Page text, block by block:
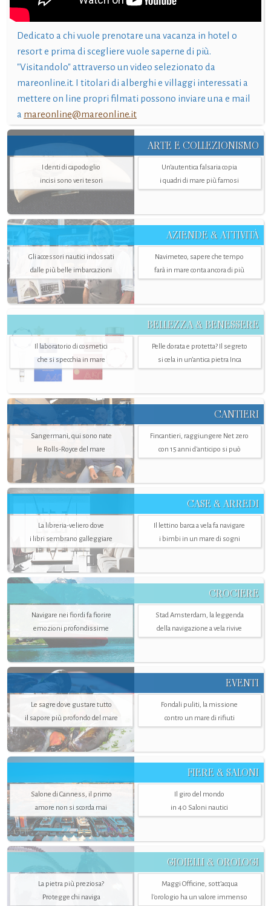
Dedicato a chi vuole prenotare una vacanza in hotel o
resort e prima di scegliere vuole saperne di più.
"Visitandolo" attraverso un video selezionato da
mareonline.it. I titolari di alberghi e villaggi interessati a
mettere on line propri filmati possono inviare una e mail
a mareonline@mareonline.it
ARTE E COLLEZIONISMO
I denti di capodoglio
incisi sono veri tesori
Un’autentica falsaria copia
i quadri di mare più famosi
AZIENDE & ATTIVITÀ
Gli accessori nautici indossati
dalle più belle imbarcazioni
Navimeteo, sapere che tempo
farà in mare conta ancora di più
BELLEZZA & BENESSERE
Il laboratorio di cosmetici
che si specchia in mare
Pelle dorata e protetta? Il segreto
si cela in un’antica pietra Inca
CANTIERI
Sangermani, qui sono nate
le Rolls-Royce del mare
Fincantieri, raggiungere Net zero
con 15 anni d'anticipo si può
CASE & ARREDI
La libreria-veliero dove
i libri sembrano galleggiare
Il lettino barca a vela fa navigare
i bimbi in un mare di sogni
CROCIERE
Navigare nei fiordi fa fiorire
emozioni profondissime
Stad Amsterdam, la leggenda
della navigazione a vela rivive
EVENTI
Le sagre dove gustare tutto
il sapore più profondo del mare
Fondali puliti, la missione
contro un mare di rifiuti
FIERE & SALONI
Salone di Canness, il primo
amore non si scorda mai
Il giro del mondo
in 40 Saloni nautici
GIOIELLI & OROLOGI
La pietra più preziosa?
Protegge chi naviga
Maggi Officine, sott’acqua
l'orologio ha un valore immenso